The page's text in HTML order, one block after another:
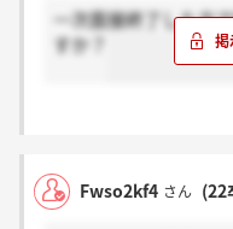
一次面接終了した方
すか？
Fwso2kf4 さん (22